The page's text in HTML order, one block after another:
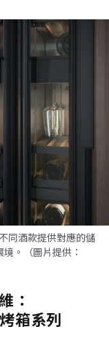
同酒款提供對應的儲
。（圖片提供：
：
箱系列